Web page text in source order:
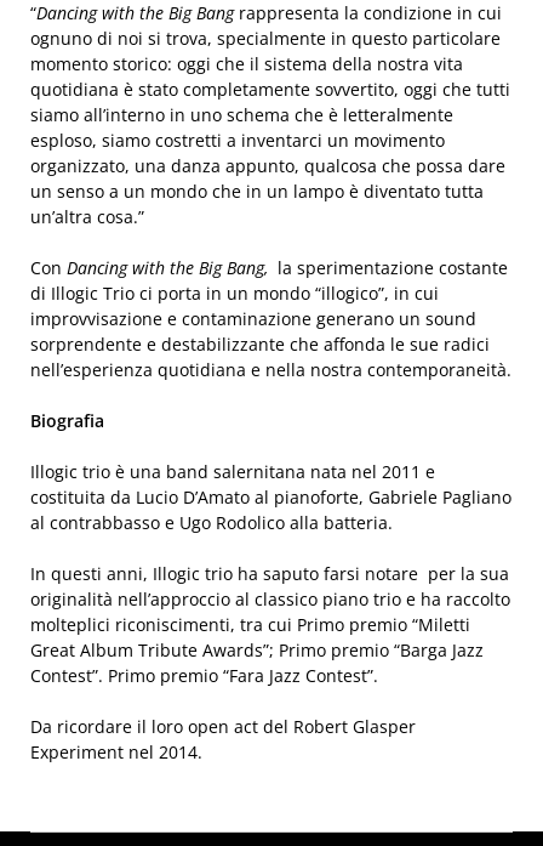
“Dancing with the Big Bangrappresenta la condizione in cui
ognuno di noi si trova, specialmente in questo particolare
momento storico: oggi che il sistema della nostra vita
quotidiana è stato completamente sovvertito, oggi che tutti
siamo all’interno in uno schema che è letteralmente
esploso, siamo costretti a inventarci un movimento
organizzato, una danza appunto, qualcosa che possa dare
un senso a un mondo che in un lampo è diventato tutta
un’altra cosa.”
Con Dancing with the Big Bang, la sperimentazione costante
di Illogic Trio ci porta in un mondo “illogico”, in cui
improvvisazione e contaminazione generano un sound
sorprendente e destabilizzante che affonda le sue radici
nell’esperienza quotidiana e nella nostra contemporaneità.
Biografia
Illogic trio è una band salernitana nata nel 2011 e
costituita da Lucio D’Amato al pianoforte, Gabriele Pagliano
al contrabbasso e Ugo Rodolico alla batteria.
In questi anni, Illogic trio ha saputo farsi notare per la sua
originalità nell’approccio al classico piano trio e ha raccolto
molteplici riconiscimenti, tra cui Primo premio “Miletti
Great Album Tribute Awards”; Primo premio “Barga Jazz
Contest”. Primo premio “Fara Jazz Contest”.
Da ricordare il loro open act del Robert Glasper
Experiment nel 2014.